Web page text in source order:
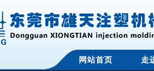
网站首页 走